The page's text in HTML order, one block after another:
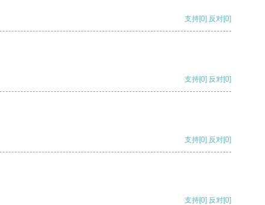
支持[0] 反对[0]
支持[0] 反对[0]
支持[0] 反对[0]
支持[0] 反对[0]